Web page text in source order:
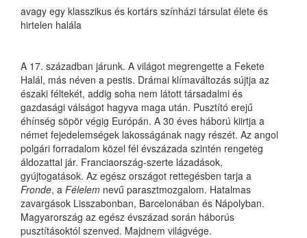
avagy egy klasszikus és kortárs színházi társulat élete és
hirtelen halála
A 17. században járunk. A világot megrengette a Fekete
Halál, más néven a pestis. Drámai klímaváltozás sújtja az
északi féltekét, addig soha nem látott társadalmi és
gazdasági válságot hagyva maga után. Pusztító erejű
éhínség söpör végig Európán. A 30 éves háború kiirtja a
német fejedelemségek lakosságának nagy részét. Az angol
polgári forradalom közel fél évszázada szintén rengeteg
áldozattal jár. Franciaország-szerte lázadások,
gyújtogatások. Az egész országot rettegésben tarja a
Fronde, a Félelem nevű parasztmozgalom. Hatalmas
zavargások Lisszabonban, Barcelonában és Nápolyban.
Magyarország az egész évszázad során háborús
pusztításoktól szenved. Majdnem világvége.